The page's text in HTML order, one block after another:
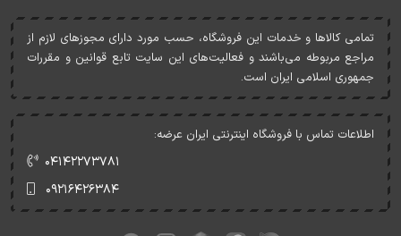
تمامی کالاها و خدمات اين فروشگاه، حسب مورد دارای مجوزهای لازم از
مراجع مربوطه می‌باشند و فعاليت‌های اين سايت تابع قوانين و مقررات
جمهوری اسلامی ايران است.
اطلاعات تماس با فروشگاه اینترنتی ایران عرضه:
۰۴۱۴۲۲۷۳۷۸۱
۰۹۲۱۶۴۲۶۳۸۴